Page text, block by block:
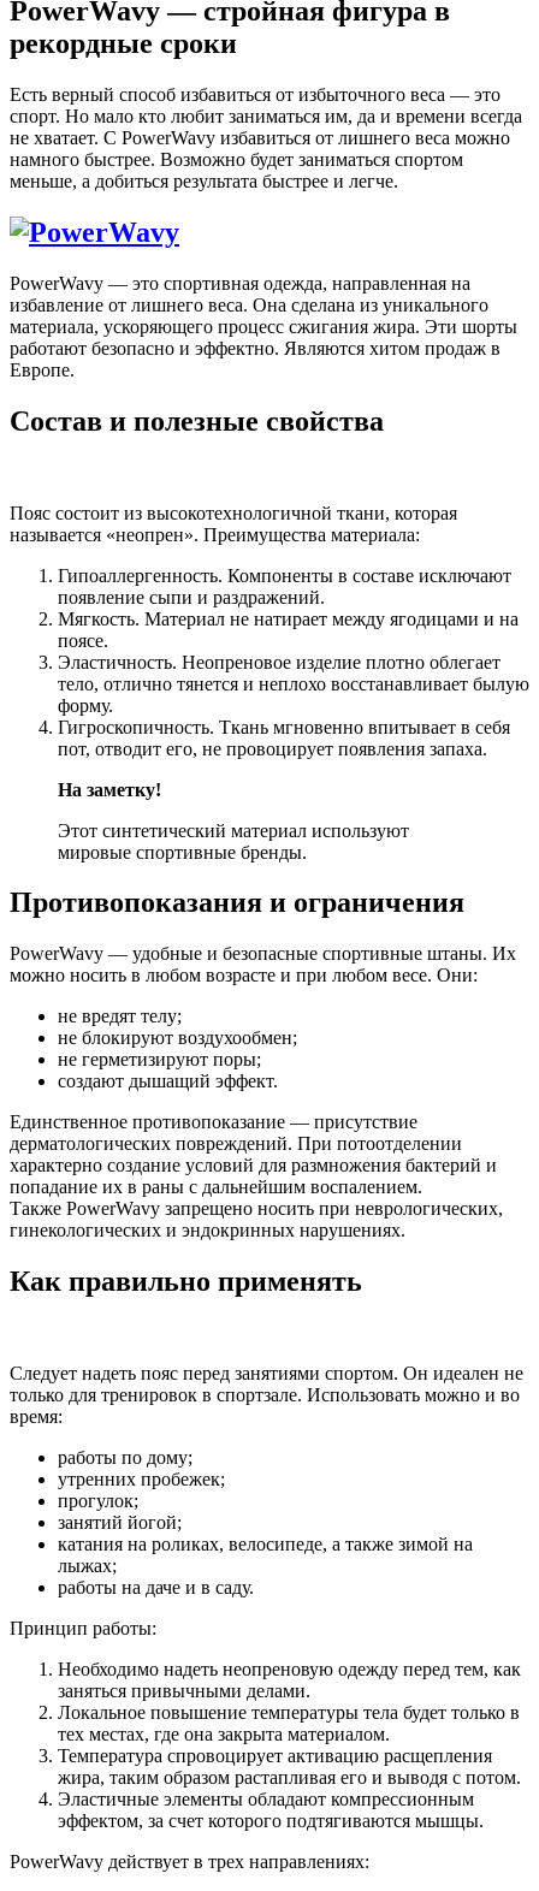
PowerWavy — стройная фигура в
рекордные сроки
Есть верный способ избавиться от избыточного веса — это
спорт. Но мало кто любит заниматься им, да и времени всегда
не хватает. С PowerWavy избавиться от лишнего веса можно
намного быстрее. Возможно будет заниматься спортом
меньше, а добиться результата быстрее и легче.
PowerWavy — это спортивная одежда, направленная на
избавление от лишнего веса. Она сделана из уникального
материала, ускоряющего процесс сжигания жира. Эти шорты
работают безопасно и эффектно. Являются хитом продаж в
Европе.
Состав и полезные свойства
Пояс состоит из высокотехнологичной ткани, которая
называется «неопрен». Преимущества материала:
Гипоаллергенность. Компоненты в составе исключают
появление сыпи и раздражений.
Мягкость. Материал не натирает между ягодицами и на
поясе.
Эластичность. Неопреновое изделие плотно облегает
тело, отлично тянется и неплохо восстанавливает былую
форму.
Гигроскопичность. Ткань мгновенно впитывает в себя
пот, отводит его, не провоцирует появления запаха.
На заметку!
Этот синтетический материал используют
мировые спортивные бренды.
Противопоказания и ограничения
PowerWavy — удобные и безопасные спортивные штаны. Их
можно носить в любом возрасте и при любом весе. Они:
не вредят телу;
не блокируют воздухообмен;
не герметизируют поры;
создают дышащий эффект.
Единственное противопоказание — присутствие
дерматологических повреждений. При потоотделении
характерно создание условий для размножения бактерий и
попадание их в раны с дальнейшим воспалением.
Также PowerWavy запрещено носить при неврологических,
гинекологических и эндокринных нарушениях.
Как правильно применять
Следует надеть пояс перед занятиями спортом. Он идеален не
только для тренировок в спортзале. Использовать можно и во
время:
работы по дому;
утренних пробежек;
прогулок;
занятий йогой;
катания на роликах, велосипеде, а также зимой на
лыжах;
работы на даче и в саду.
Принцип работы:
Необходимо надеть неопреновую одежду перед тем, как
заняться привычными делами.
Локальное повышение температуры тела будет только в
тех местах, где она закрыта материалом.
Температура спровоцирует активацию расщепления
жира, таким образом растапливая его и выводя с потом.
Эластичные элементы обладают компрессионным
эффектом, за счет которого подтягиваются мышцы.
PowerWavy действует в трех направлениях: